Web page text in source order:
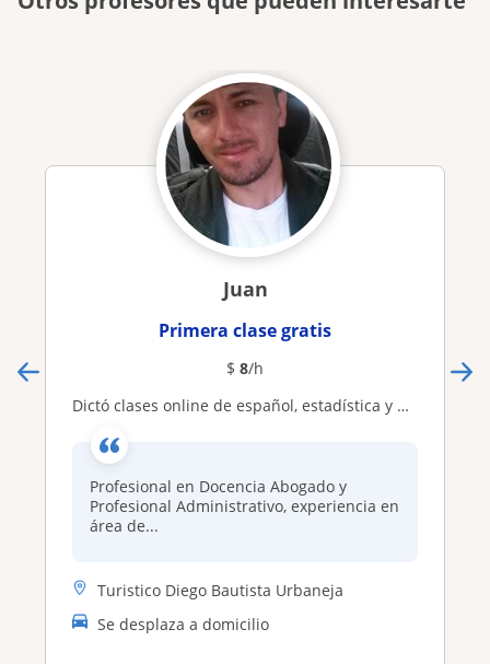
Juan
Primera clase gratis
$ 8/h
Dictó clases online de español, estadística y DDHH
Profesional en Docencia Abogado y
Profesional Administrativo, experiencia en
área de...
Turistico Diego Bautista Urbaneja
Se desplaza a domicilio